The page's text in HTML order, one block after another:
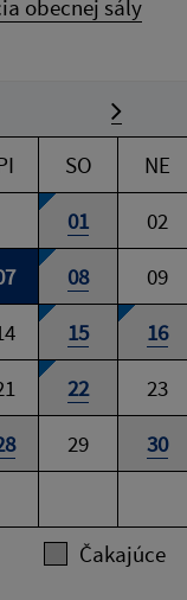
obecnej sály
SO
NE
01
02
08
09
15
16
22
23
29
30
Čakajúce